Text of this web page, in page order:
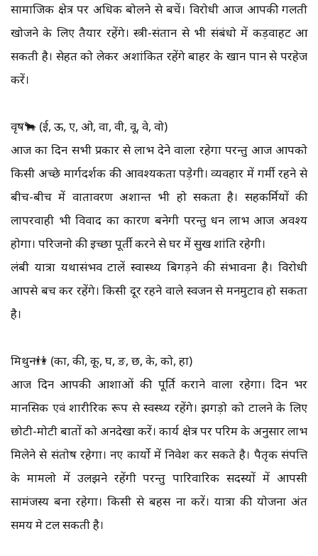
सामाजिक क्षेत्र पर अधिक बोलने से बचें। विरोधी आज आपकी गलती
खोजने के लिए तैयार रहेंगे। स्त्री-संतान से भी संबंधो में कड़वाहट आ
सकती है। सेहत को लेकर अशांकित रहेंगे बाहर के खान पान से परहेज
करें।
वृष🐂 (ई, ऊ, ए, ओ, वा, वी, वू, वे, वो)
आज का दिन सभी प्रकार से लाभ देने वाला रहेगा परन्तु आज आपको
किसी अच्छे मार्गदर्शक की आवश्यकता पड़ेगी। व्यवहार में गर्मी रहने से
बीच-बीच में वातावरण अशान्त भी हो सकता है। सहकर्मियों की
लापरवाही भी विवाद का कारण बनेगी परन्तु धन लाभ आज अवश्य
होगा। परिजनो की इच्छा पूर्ती करने से घर में सुख शांति रहेगी।
लंबी यात्रा यथासंभव टालें स्वास्थ्य बिगड़ने की संभावना है। विरोधी
आपसे बच कर रहेंगे। किसी दूर रहने वाले स्वजन से मनमुटाव हो सकता
है।
मिथुन👫 (का, की, कू, घ, ङ, छ, के, को, हा)
आज दिन आपकी आशाओं की पूर्ति कराने वाला रहेगा। दिन भर
मानसिक एवं शारीरिक रूप से स्वस्थ्य रहेंगे। झगड़ो को टालने के लिए
छोटी-मोटी बातों को अनदेखा करें। कार्य क्षेत्र पर परिश्रम के अनुसार लाभ
मिलेने से संतोष रहेगा। नए कार्यो में निवेश कर सकते है। पैतृक संपत्ति
के मामलो में उलझने रहेंगी परन्तु पारिवारिक सदस्यों में आपसी
सामंजस्य बना रहेगा। किसी से बहस ना करें। यात्रा की योजना अंत
समय मे टल सकती है।